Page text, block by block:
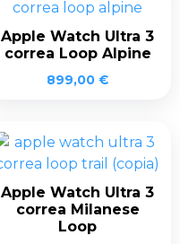
Apple Watch Ultra 3
correa Loop Alpine
899,00 €
Apple Watch Ultra 3
correa Milanese
Loop